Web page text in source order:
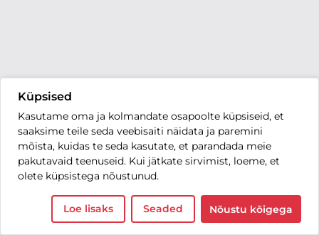
Küpsised
Kasutame oma ja kolmandate osapoolte küpsiseid, et
saaksime teile seda veebisaiti näidata ja paremini
mõista, kuidas te seda kasutate, et parandada meie
pakutavaid teenuseid. Kui jätkate sirvimist, loeme, et
olete küpsistega nõustunud.
Loe lisaks Seaded Nõustu kõigega